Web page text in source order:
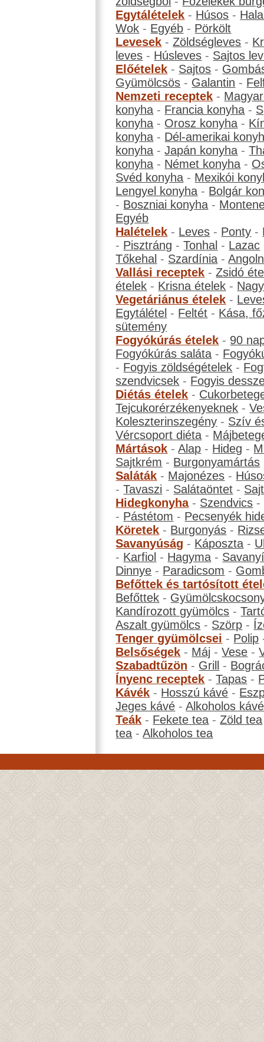
Egytálételek - Húsos -
Wok - Egyéb - Pörkölt
Levesek -Zöldségleves -
leves - Húsleves - Sajtos
Előételek - Sajtos -
Gyümölcsös - Galantin -
Nemzeti receptek -
konyha - Francia konyha -
konyha - Orosz konyha -
konyha - Dél-amerikai
konyha -Japán konyha -
konyha - Német konyha -
Svéd konyha - Mexikói
Lengyel konyha - Bolgár
- Boszniai konyha -
Egyéb
Halételek - Leves - Ponty -
- Pisztráng -Tonhal - Lazac
Tőkehal - Szardínia -
Vallási receptek -Zsidó
ételek - Krisna ételek -
Vegetáriánus ételek -
Egytálétel - Feltét - Kása,
sütemény
Fogyókúrás ételek - 90
Fogyókúrás saláta -
- Fogyis zöldségételek -
szendvicsek - Fogyis
Diétás ételek -
Tejcukorérzékenyeknek -
Koleszterinszegény - Szív
Vércsoport diéta -
Mártások -Alap - Hideg -
Sajtkrém - Burgonyamártás
Saláták - Majonézes -
-Tavaszi - Salátaöntet -
Hidegkonyha- Szendvics -
- Pástétom - Pecsenyék
Köretek - Burgonyás -
Savanyúság - Káposzta -
- Karfiol - Hagyma -
Dinnye - Paradicsom -
Befőttek és tartósított
Befőttek -
Kandírozott gyümölcs -
Aszalt gyümölcs - Szörp -
Tenger gyümölcsei - Polip
Belsőségek - Máj -Vese -
Szabadtűzön - Grill -
Ínyenc receptek -Tapas -
Kávék - Hosszú kávé -
Jeges kávé -Alkoholos kávé
Teák - Fekete tea -Zöld tea
tea -Alkoholos tea